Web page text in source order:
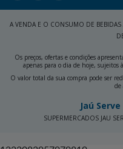
A VENDA E O CONSUMO DE
Os preços, ofertas e condições
apenas para o dia de hoje, sujeitos
O valor total da sua compra pode ser
de
Jaú
SUPERMERCADOS JAU